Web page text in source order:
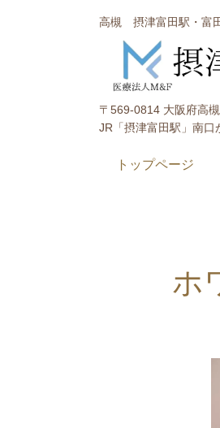
高槻 摂津富田駅・富
〒569-0814 大阪府高
JR「摂津富田駅」南
トップページ
ホ